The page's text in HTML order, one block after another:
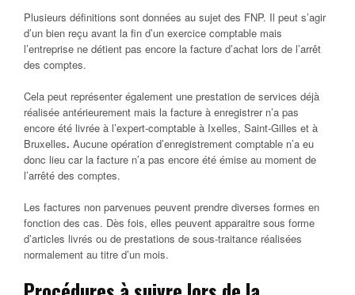
Plusieurs définitions sont données au sujet des FNP. Il peut s’agir
d’un bien reçu avant la fin d’un exercice comptable mais
l’entreprise ne détient pas encore la facture d’achat lors de l’arrêt
des comptes.
Cela peut représenter également une prestation de services déjà
réalisée antérieurement mais la facture à enregistrer n’a pas
encore été livrée à l’expert-comptable à Ixelles, Saint-Gilles et à
Bruxelles. Aucune opération d’enregistrement comptable n’a eu
donc lieu car la facture n’a pas encore été émise au moment de
l’arrêté des comptes.
Les factures non parvenues peuvent prendre diverses formes en
fonction des cas. Dès fois, elles peuvent apparaitre sous forme
d’articles livrés ou de prestations de sous-traitance réalisées
normalement au titre d’un mois.